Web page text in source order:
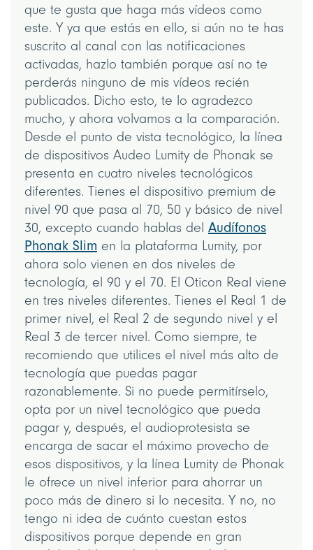
que te gusta que haga más vídeos como
este. Y ya que estás en ello, si aún no te has
suscrito al canal con las notificaciones
activadas, hazlo también porque así no te
perderás ninguno de mis vídeos recién
publicados. Dicho esto, te lo agradezco
mucho, y ahora volvamos a la comparación.
Desde el punto de vista tecnológico, la línea
de dispositivos Audeo Lumity de Phonak se
presenta en cuatro niveles tecnológicos
diferentes. Tienes el dispositivo premium de
nivel 90 que pasa al 70, 50 y básico de nivel
30, excepto cuando hablas del Audífonos
Phonak Slim en la plataforma Lumity, por
ahora solo vienen en dos niveles de
tecnología, el 90 y el 70. El Oticon Real viene
en tres niveles diferentes. Tienes el Real 1 de
primer nivel, el Real 2 de segundo nivel y el
Real 3 de tercer nivel. Como siempre, te
recomiendo que utilices el nivel más alto de
tecnología que puedas pagar
razonablemente. Si no puede permitírselo,
opta por un nivel tecnológico que pueda
pagar y, después, el audioprotesista se
encarga de sacar el máximo provecho de
esos dispositivos, y la línea Lumity de Phonak
le ofrece un nivel inferior para ahorrar un
poco más de dinero si lo necesita. Y no, no
tengo ni idea de cuánto cuestan estos
dispositivos porque depende en gran